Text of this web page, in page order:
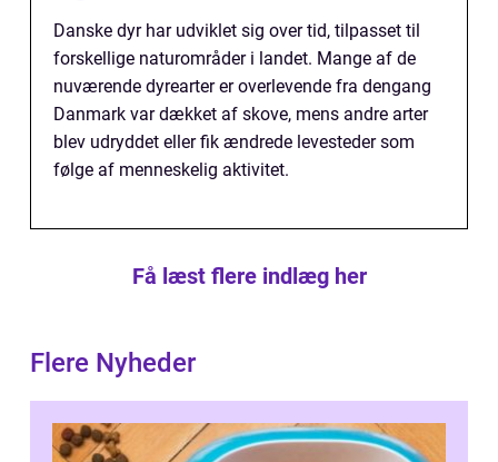
Danske dyr har udviklet sig over tid, tilpasset til
forskellige naturområder i landet. Mange af de
nuværende dyrearter er overlevende fra dengang
Danmark var dækket af skove, mens andre arter
blev udryddet eller fik ændrede levesteder som
følge af menneskelig aktivitet.
Få læst flere indlæg her
Flere Nyheder